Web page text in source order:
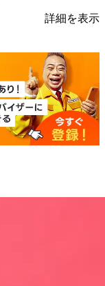
詳細を表示